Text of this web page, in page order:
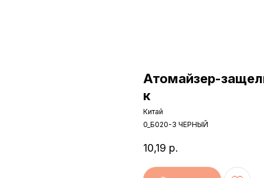
Атомайзер-
к
Китай
0_Б020-3 ЧЕРНЫЙ
10,19 р.